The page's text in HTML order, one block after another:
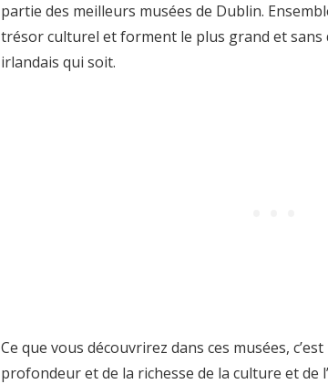
partie des meilleurs musées de Dublin.
trésor culturel et forment le plus grand et sans
irlandais qui soit.
Ce que vous découvrirez dans ces musées,
profondeur et de la richesse de la culture et de